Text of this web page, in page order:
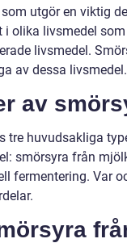
utgör en viktig
i olika livsmedel
livsmedel.
av dessa livsmedel.
av
tre huvudsakliga
smörsyra från
fermentering. Var